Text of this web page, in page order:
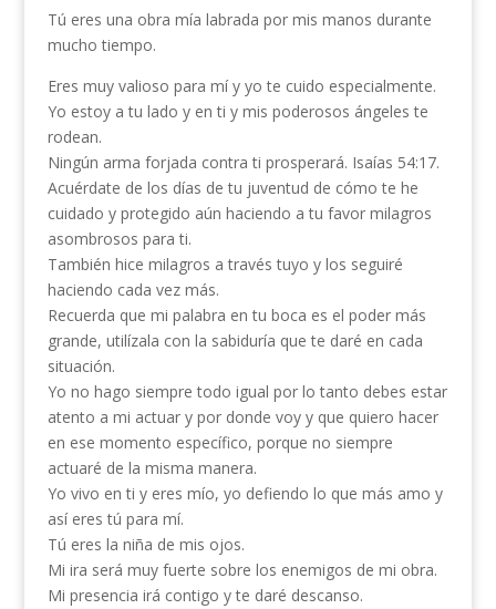
Tú eres una obra mía labrada por mis manos durante
mucho tiempo.
Eres muy valioso para mí y yo te cuido especialmente.
Yo estoy a tu lado y en ti y mis poderosos ángeles te
rodean.
Ningún arma forjada contra ti prosperará. Isaías 54:17.
Acuérdate de los días de tu juventud de cómo te he
cuidado y protegido aún haciendo a tu favor milagros
asombrosos para ti.
También hice milagros a través tuyo y los seguiré
haciendo cada vez más.
Recuerda que mi palabra en tu boca es el poder más
grande, utilízala con la sabiduría que te daré en cada
situación.
Yo no hago siempre todo igual por lo tanto debes estar
atento a mi actuar y por donde voy y que quiero hacer
en ese momento específico, porque no siempre
actuaré de la misma manera.
Yo vivo en ti y eres mío, yo defiendo lo que más amo y
así eres tú para mí.
Tú eres la niña de mis ojos.
Mi ira será muy fuerte sobre los enemigos de mi obra.
Mi presencia irá contigo y te daré descanso.